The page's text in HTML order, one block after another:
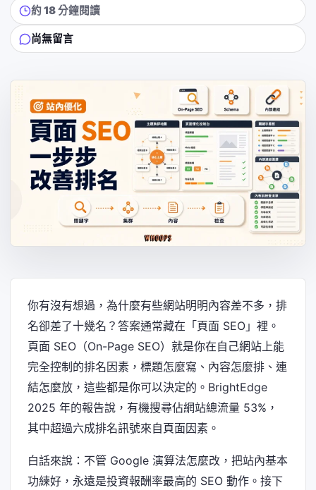
約 18 分鐘閱讀
尚無留言
你有沒有想過，為什麼有些網站明明內容差不多，排
名卻差了十幾名？答案通常藏在「頁面 SEO」裡。
頁面 SEO（On-Page SEO）就是你在自己網站上能
完全控制的排名因素，標題怎麼寫、內容怎麼排、連
結怎麼放，這些都是你可以決定的。BrightEdge
2025 年的報告說，有機搜尋佔網站總流量 53%，
其中超過六成排名訊號來自頁面因素。
白話來說：不管 Google 演算法怎麼改，把站內基本
功練好，永遠是投資報酬率最高的 SEO 動作。接下